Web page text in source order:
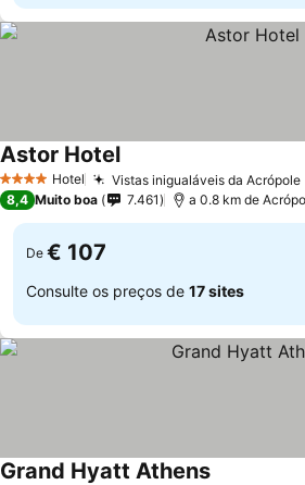
4 EstrelasHotel Vistas inigualáveis da Acrópole
Astor Hotel
8,4 Muito boa 7.461 a 0.8 km de
De € 107
Consulte os preços de 17 sites
Grand Hyatt Athens